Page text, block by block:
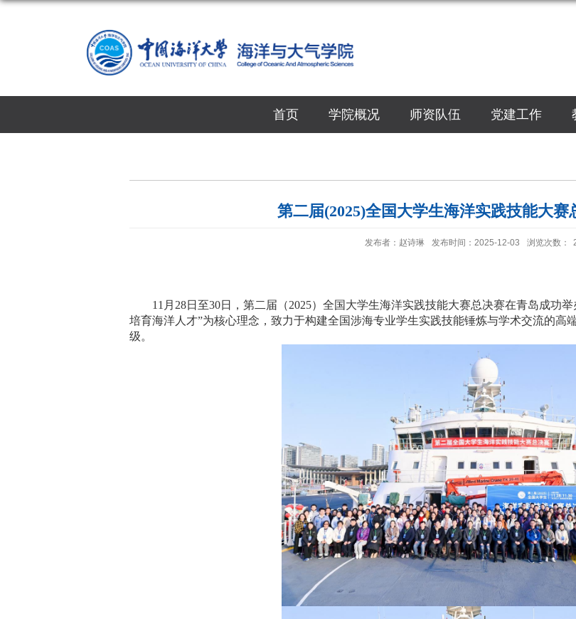
首页 学院概况 师资队伍 党建工作
第二届(2025)全国大学生海洋实践技能大赛
发布者：赵诗琳 发布时间：2025-12-03 浏览次数：
11 月 28日至30日，第二届（2025）全国大学生海洋实践技能大赛总决赛在青岛成功
培育海洋人才”为核心理念，致力于构建全国涉海专业学生实践技能锤炼与学术交流的高
级。